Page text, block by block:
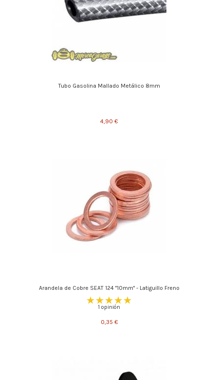
Tubo Gasolina Mallado Metálico 8mm
4,90 €
Arandela de Cobre SEAT 124 "10mm" - Latiguillo Freno
1 opinión
0,35 €